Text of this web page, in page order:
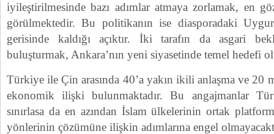
iyileştirilmesinde bazı adımlar atmaya zorlamak, en
görülmektedir. Bu politikanın ise diasporadaki
gerisinde kaldığı açıktır. İki tarafın da asgari
buluşturmak, Ankara’nın yeni siyasetinde temel hedefi
Türkiye ile Çin arasında 40’a yakın ikili anlaşma ve 20
ekonomik ilişki bulunmaktadır. Bu angajmanlar
sınırlasa da en azından İslam ülkelerinin ortak
yönlerinin çözümüne ilişkin adımlarına engel